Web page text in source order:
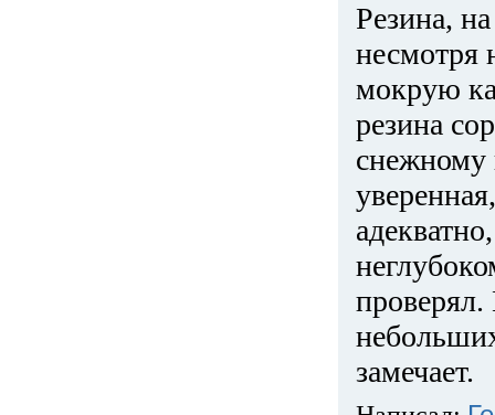
Резина,
несмотря
мокрую
резина
снежному
замечает.